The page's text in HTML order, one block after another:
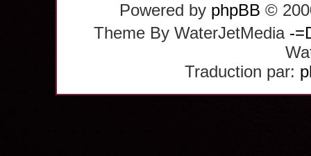
Powered by phpBB ©
Theme By WaterJetMedia -
Traduction par: